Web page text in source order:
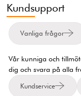
Kundsupport
Vanliga frågor
Vår kunniga och
dig och svara på alla
Kundservice